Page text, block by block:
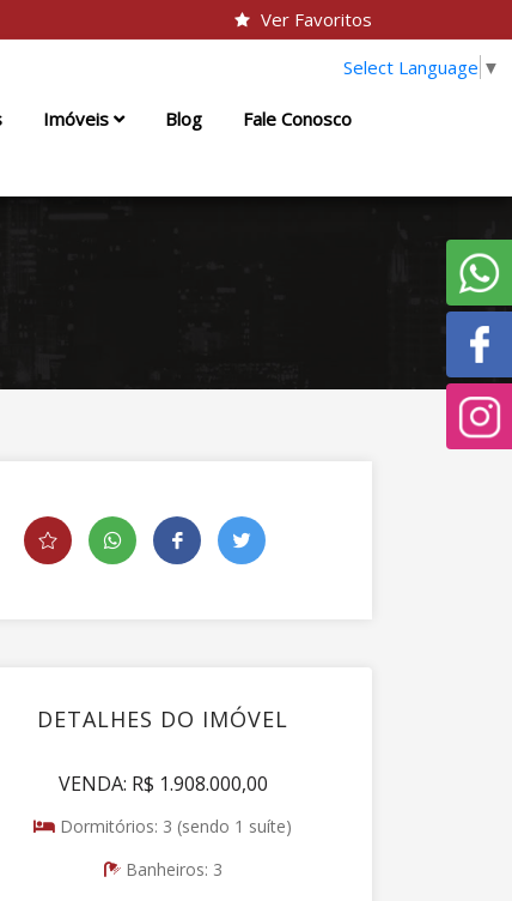
Ver Favoritos
Select Language ▼
Imóveis Blog Fale Conosco
DETALHES DO IMÓVEL
VENDA: R$ 1.908.000,00
Dormitórios: 3 (sendo 1 suíte)
Banheiros: 3